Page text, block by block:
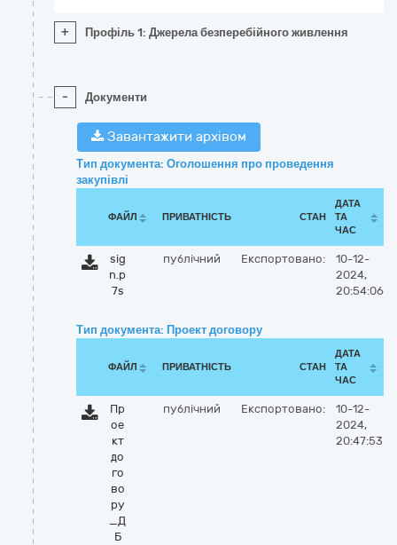
+ Профіль 1: Джерела безперебійного живлення
- Документи
Завантажити архівом
Тип документа: Оголошення про проведення
закупівлі
ФАЙЛ ПРИВАТНІСТЬ СТАН
ДАТА
ТА
ЧАС
sig
n.p
7s
публічний Експортовано:
10-12-
2024,
20:54:06
Тип документа: Проект договору
ФАЙЛ ПРИВАТНІСТЬ СТАН
ДАТА
ТА
ЧАС
Пр
ое
кт
до
го
во
ру
_Д
Б
публічний Експортовано:
10-12-
2024,
20:47:53